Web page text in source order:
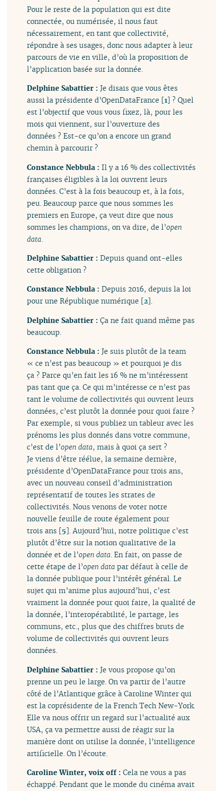
Pour le reste de la population qui est dite
connectée, ou numérisée, il nous faut
nécessairement, en tant que collectivité,
répondre à ses usages, donc nous adapter à leur
parcours de vie en ville, d’où la proposition de
l’application basée sur la donnée.
Delphine Sabattier :Je disais que vous êtes
aussi la présidente d’OpenDataFrance [1] ? Quel
est l’objectif que vous vous fixez, là, pour les
mois qui viennent, sur l’ouverture des
données ? Est-ce qu’on a encore un grand
chemin à parcourir ?
Constance Nebbula :Il y a 16 % des collectivités
françaises éligibles à la loi ouvrent leurs
données. C’est à la fois beaucoup et, à la fois,
peu. Beaucoup parce que nous sommes les
premiers en Europe, ça veut dire que nous
sommes les champions, on va dire, de l’open
data
Delphine Sabattier :Depuis quand ont-elles
cette obligation ?
Constance Nebbula :Depuis 2016, depuis la loi
pour une République numérique [2].
Delphine Sabattier :Ça ne fait quand même pas
beaucoup.
Constance Nebbula :Je suis plutôt de la team
« ce n’est pas beaucoup » et pourquoi je dis
ça ? Parce qu’en fait les 16 % ne m’intéressent
pas tant que ça. Ce qui m’intéresse ce n’est pas
tant le volume de collectivités qui ouvrent leurs
données, c’est plutôt la donnée pour quoi faire ?
Par exemple, si vous publiez un tableur avec les
prénoms les plus donnés dans votre commune,
c’est de l’open data, mais à quoi ça sert ?
Je viens d’être réélue, la semaine dernière,
présidente d’OpenDataFrance pour trois ans,
avec un nouveau conseil d’administration
représentatif de toutes les strates de
collectivités. Nous venons de voter notre
nouvelle feuille de route également pour
trois ans [5]. Aujourd’hui, notre politique c’est
plutôt d’être sur la notion qualitative de la
donnée et de l’open data. En fait, on passe de
cette étape de l’open data par défaut à celle de
la donnée publique pour l’intérêt général. Le
sujet qui m’anime plus aujourd’hui, c’est
vraiment la donnée pour quoi faire, la qualité de
la donnée, l’interopérabilité, le partage, les
communs, etc., plus que des chiffres bruts de
volume de collectivités qui ouvrent leurs
données.
Delphine Sabattier :Je vous propose qu’on
prenne un peu le large. On va partir de l’autre
côté de l’Atlantique grâce à Caroline Winter qui
est la coprésidente de la French Tech New-York.
Elle va nous offrir un regard sur l’actualité aux
USA, ça va permettre aussi de réagir sur la
manière dont on utilise la donnée, l’intelligence
artificielle. On l’écoute.
Caroline Winter, voix off :Cela ne vous a pas
échappé. Pendant que le monde du cinéma avait